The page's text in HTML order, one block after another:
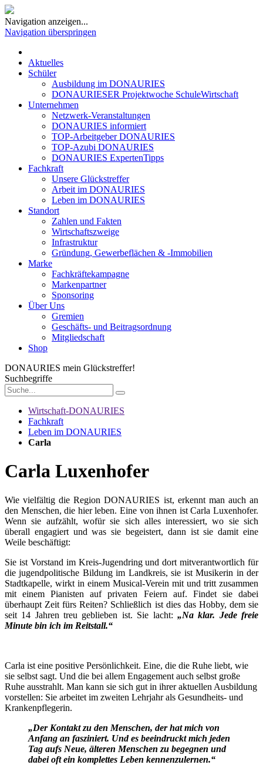
Navigation anzeigen...
Navigation überspringen
Aktuelles
Schüler
Ausbildung im DONAURIES
DONAURIESER Projektwoche SchuleWirtschaft
Unternehmen
Netzwerk-Veranstaltungen
DONAURIES informiert
TOP-Arbeitgeber DONAURIES
TOP-Azubi DONAURIES
DONAURIES ExpertenTipps
Fachkraft
Unsere Glückstreffer
Arbeit im DONAURIES
Leben im DONAURIES
Standort
Zahlen und Fakten
Wirtschaftszweige
Infrastruktur
Gründung, Gewerbeflächen & -Immobilien
Marke
Fachkräftekampagne
Markenpartner
Sponsoring
Über Uns
Gremien
Geschäfts- und Beitragsordnung
Mitgliedschaft
Shop
DONAURIES mein Glückstreffer!
Suchbegriffe
Wirtschaft-DONAURIES
Fachkraft
Leben im DONAURIES
Carla
Carla Luxenhofer
Wie vielfältig die Region DONAURIES ist, erkennt man auch an
den Menschen, die hier leben. Eine von ihnen ist Carla Luxenhofer.
Wenn sie aufzählt, wofür sie sich alles interessiert, wo sie sich
überall engagiert und was sie begeistert, dann ist sie damit eine
Weile beschäftigt:
Sie ist Vorstand im Kreis-Jugendring und dort mitverantwortlich für
die jugendpolitische Bildung im Landkreis, sie ist Musikerin in der
Stadtkapelle, wirkt in einem Musical-Verein mit und tritt zusammen
mit einem Pianisten auf privaten Feiern auf. Findet sie dabei
überhaupt Zeit fürs Reiten? Schließlich ist dies das Hobby, dem sie
seit 14 Jahren treu geblieben ist. Sie lacht: „Na klar. Jede freie
Minute bin ich im Reitstall.“
Carla ist eine positive Persönlichkeit. Eine, die die Ruhe liebt, wie
sie selbst sagt. Und die bei allem Engagement auch selbst große
Ruhe ausstrahlt. Man kann sie sich gut in ihrer aktuellen Ausbildung
vorstellen: Sie arbeitet im zweiten Lehrjahr als Gesundheits- und
Krankenpflegerin.
„Der Kontakt zu den Menschen, der hat mich von
Anfang an fasziniert. Und es beeindruckt mich jeden
Tag aufs Neue, älteren Menschen zu begegnen und
dabei oft ein komplettes Leben kennenzulernen.“